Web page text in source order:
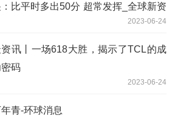
：比平时多出50分 超常发挥_全球新资
2023-06-24
讯丨一场618大胜，揭示了TCL的成
码
2023-06-24
青-环球消息